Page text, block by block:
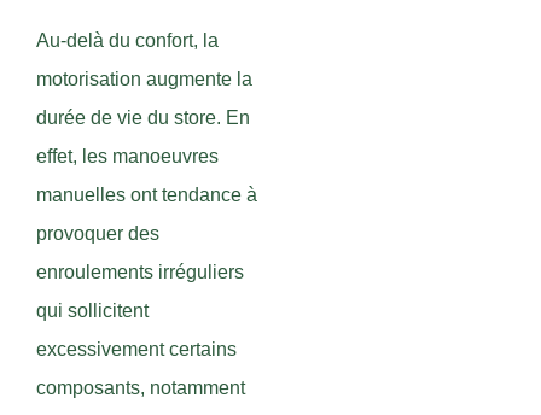
Au-delà du confort, la
motorisation augmente la
durée de vie du store. En
effet, les manoeuvres
manuelles ont tendance à
provoquer des
enroulements irréguliers
qui sollicitent
excessivement certains
composants, notamment